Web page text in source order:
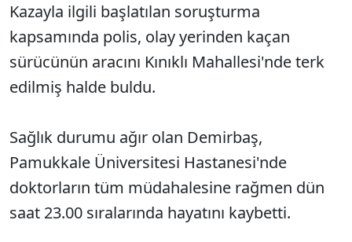
Kazayla ilgili başlatılan soruşturma
kapsamında polis, olay yerinden kaçan
sürücünün aracını Kınıklı Mahallesi'nde terk
edilmiş halde buldu.
Sağlık durumu ağır olan Demirbaş,
Pamukkale Üniversitesi Hastanesi'nde
doktorların tüm müdahalesine rağmen dün
saat 23.00 sıralarında hayatını kaybetti.